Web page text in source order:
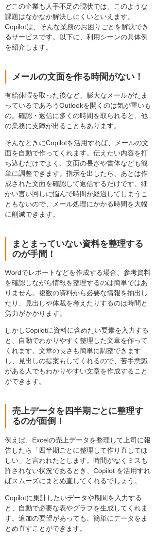
どこの企業も人手不足の現状では、このような
課題はなかなか解決しにくいといえます。
Copilotは、そんな業務のお困りごとを解決でき
るサービスです。以下に、利用シーンの具体例
を紹介します。
メールの文面を作る時間がない！
有給休暇を取った後など、膨大なメールがたま
っているであろうOutlookを開くのは気が重いも
の。確認・返信に多くの時間を取られると、他
の業務に支障が出ることもあります。
そんなときにCopilotを活用すれば、メールの文
面を自動で作ってくれます。伝えたい内容を打
ち込むだけでよく、文面の長さや書体なども簡
単に調整できます。指示を出したら、あとは作
成された文面を確認して返信するだけです。細
かい言い回しに悩んで時間が経過してしまうこ
ともないので、メール処理にかかる時間を大幅
に削減できます。
まとまっていない資料を整理する
のが手間！
Wordでレポートなどを作成する場合、参考資料
を確認しながら情報を整理するのは簡単ではあ
りません。複数の資料から必要な情報を抽出し
たり、見出しや体裁を考えたりするのは時間と
労力がかかります。
しかしCopilotに資料に含めたい要素を入力する
と、自動でわかりやすく整理した文章を作って
くれます。文章の長さも簡単に調整できます
し、見出しの提案もしてくれるので、苦手意識
がある人でもわかりやすい文章を作成すること
ができます。
売上データを四半期ごとに整理す
るのが面倒！
例えば、Excelの売上データを整理して上司に報
告したら「四半期ごとに整理して作り直してほ
しい」と言われたとします。時間がなくミスも
許されない状況であるとき、Copilot を活用すれ
ばスムーズにまとめ直してくれるでしょう。
Copilotに集計したいデータや期間を入力する
と、自動で必要な表やグラフを生成してくれま
す。追加の要望があっても、簡単にデータをま
とめ直すことができます。